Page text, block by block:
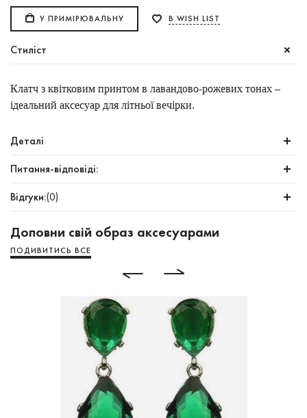
У ПРИМІРЮВАЛЬНУ В WISH LIST
Стиліст
Клатч з квітковим принтом в лавандово-рожевих тонах –
ідеальний аксесуар для літньої вечірки.
Деталі
Питання-відповіді:
Відгуки:(0)
Доповни свій образ аксесуарами
ПОДИВИТИСЬ ВСЕ